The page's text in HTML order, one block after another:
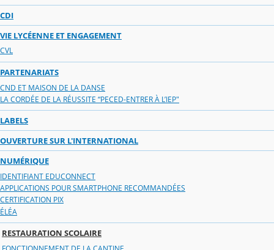
CDI
VIE LYCÉENNE ET ENGAGEMENT
CVL
PARTENARIATS
CND ET MAISON DE LA DANSE
LA CORDÉE DE LA RÉUSSITE “PECED-ENTRER À L’IEP"
LABELS
OUVERTURE SUR L'INTERNATIONAL
NUMÉRIQUE
IDENTIFIANT EDUCONNECT
APPLICATIONS POUR SMARTPHONE RECOMMANDÉES
CERTIFICATION PIX
ÉLÉA
RESTAURATION SCOLAIRE